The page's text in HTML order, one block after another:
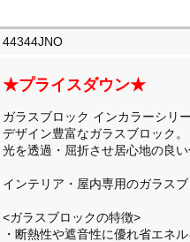
44344JNO
★プライスダウン★
ガラスブロック インカラーシリ
デザイン豊富なガラスブロック。
光を透過・屈折させ居心地の良
インテリア・屋内専用のガラスブ
<ガラスブロックの特徴>
・断熱性や遮音性に優れ省エネ